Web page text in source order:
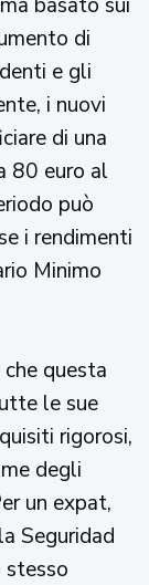
di
e gli
i nuovi
di una
80 euro al
può
i rendimenti
Minimo
questa
le sue
rigorosi,
degli
un expat,
Seguridad